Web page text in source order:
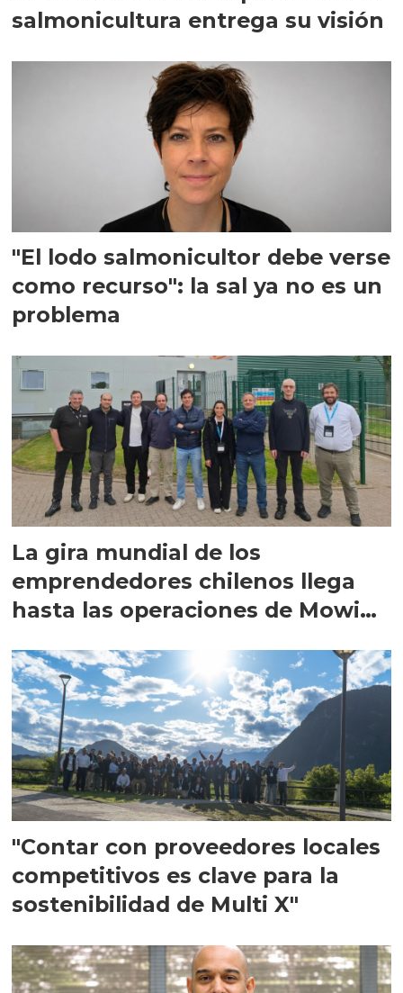
salmonicultura entrega su visión
"El lodo salmonicultor debe verse
como recurso": la sal ya no es un
problema
La gira mundial de los
emprendedores chilenos llega
hasta las operaciones de Mowi
"Contar con proveedores locales
competitivos es clave para la
sostenibilidad de Multi X"